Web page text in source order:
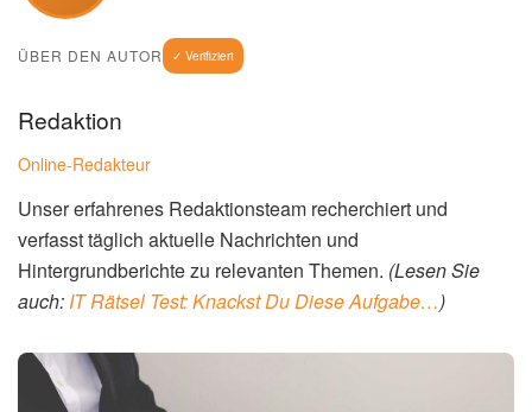
ÜBER DEN AUTOR ✓ Verifiziert
Redaktion
Online-Redakteur
Unser erfahrenes Redaktionsteam recherchiert und
verfasst täglich aktuelle Nachrichten und
Hintergrundberichte zu relevanten Themen. (Lesen Sie
auch: IT Rätsel Test: Knackst Du Diese Aufgabe…)